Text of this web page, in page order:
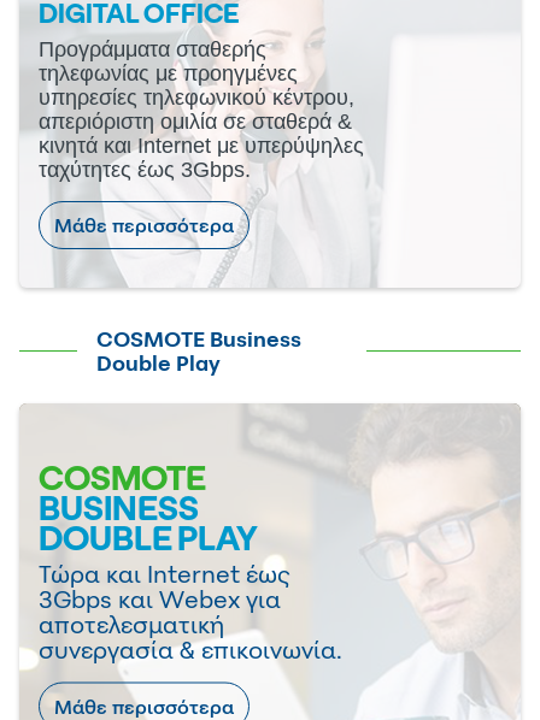
DIGITAL OFFICE
Προγράμματα σταθερής
τηλεφωνίας με προηγμένες
υπηρεσίες τηλεφωνικού κέντρου,
απεριόριστη ομιλία σε σταθερά &
κινητά και Internet με υπερύψηλες
ταχύτητες έως 3Gbps.
Μάθε περισσότερα
COSMOTE Business
Double Play
COSMOTE
BUSINESS
DOUBLE PLAY
Τώρα και Internet έως
3Gbps και Webex για
αποτελεσματική
συνεργασία & επικοινωνία.
Μάθε περισσότερα